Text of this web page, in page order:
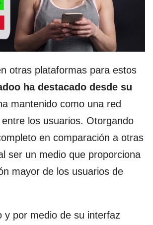
otras plataformas para estos
ha destacado desde su
mantenido como una red
los usuarios. Otorgando
en comparación a otras
ser un medio que proporciona
mayor de los usuarios de
y por medio de su interfaz